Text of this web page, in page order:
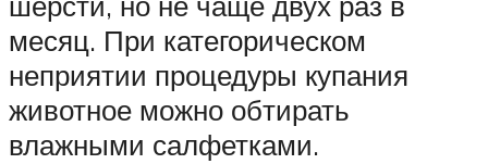
месяц. При категорическом
неприятии процедуры купания
животное можно обтирать
влажными салфетками.